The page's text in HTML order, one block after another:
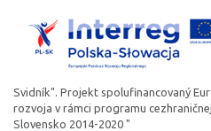
Svidník". Projekt spolufinancovaný
rozvoja v rámci programu
Slovensko 2014-2020 "